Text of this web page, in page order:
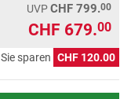
UVPCHF 799.00
CHF 679.00
Sie sparen CHF 120.00